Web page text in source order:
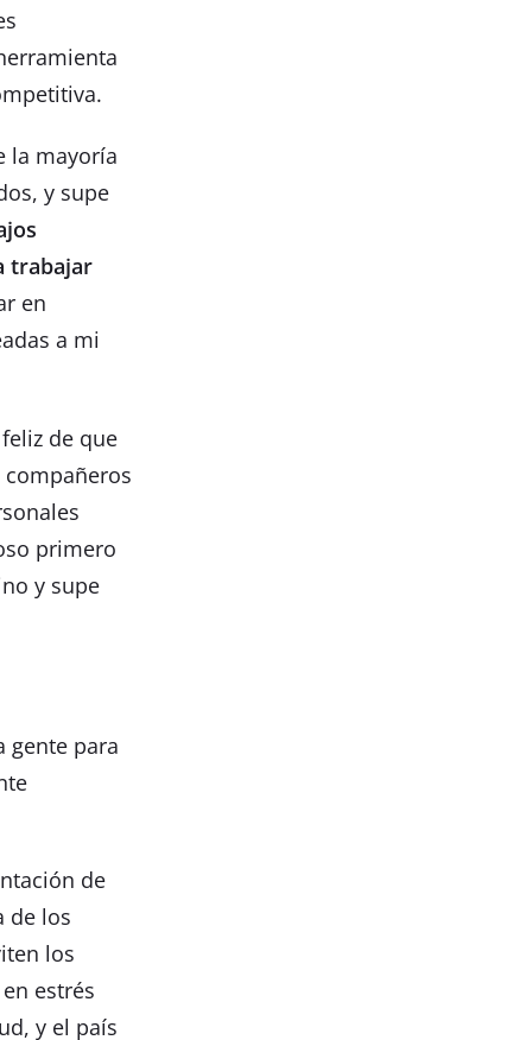
la mayoría
y supe
trabajar
en
a mi
de que
primero
y supe
gente para
de
de los
los
estrés
y el país